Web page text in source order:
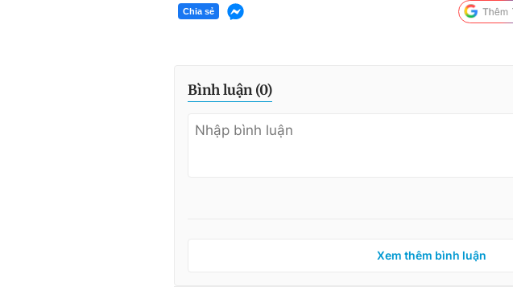
Chia sẻ
Bình luận (0)
Xem thêm bình luận